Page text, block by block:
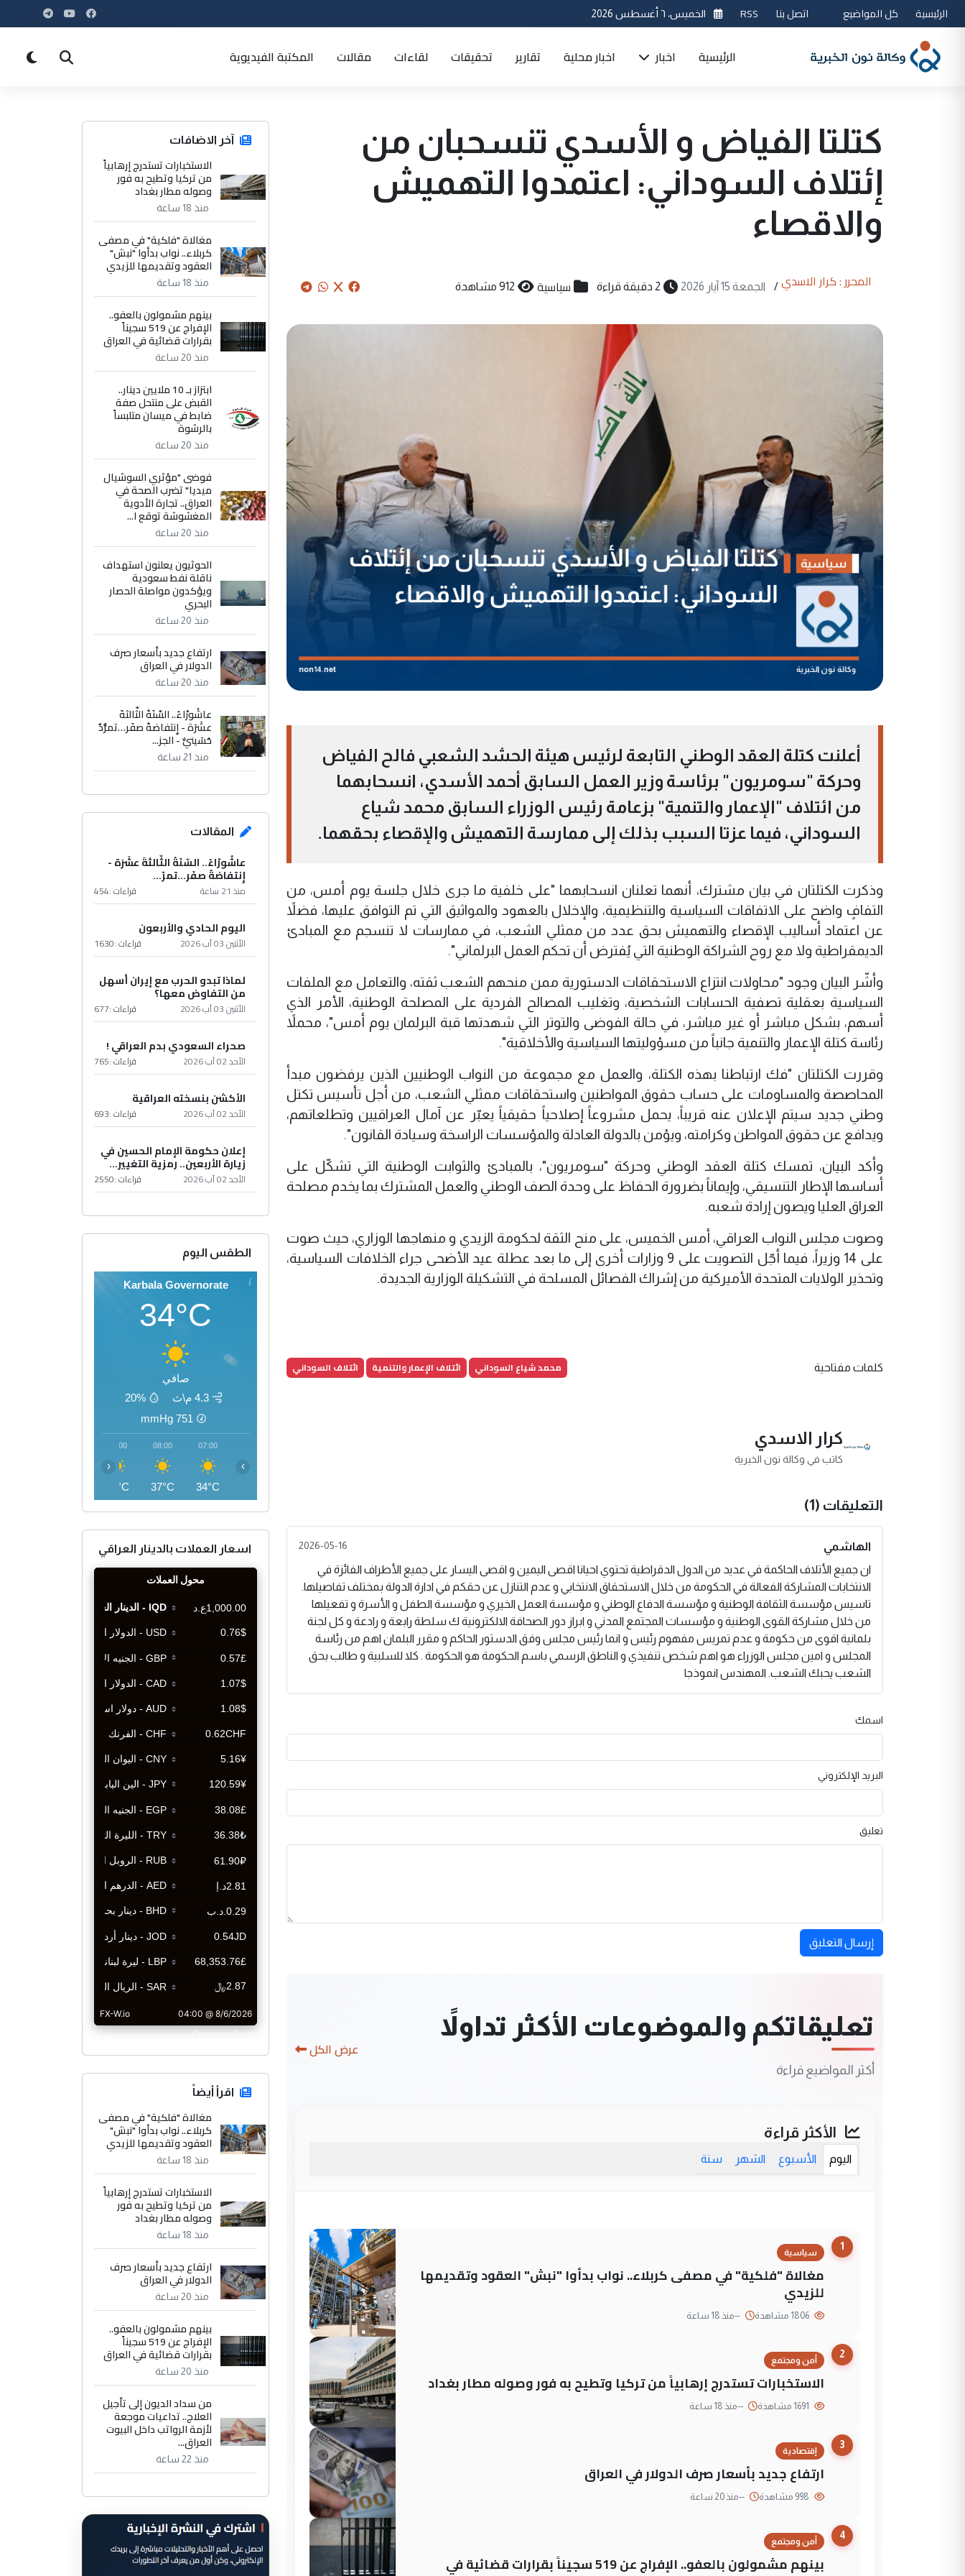
الرئيسية كل المواضيع اتصل بنا RSS الخميس، ٦ أغسطس 2026
الرئيسية اخبار اخبار محلية تقارير تحقيقات لقاءات مقالات المكتبة الفيديوية
كتلتا الفياض و الأسدي تنسحبان من
إئتلاف السوداني: اعتمدوا التهميش
والاقصاء
المحرر : كرار الاسدي / الجمعة 15 آيار 2026 2 دقيقة قراءة سياسية 912 مشاهدة
أعلنت كتلة العقد الوطني التابعة لرئيس هيئة الحشد الشعبي فالح الفياض
وحركة "سومريون" برئاسة وزير العمل السابق أحمد الأسدي، انسحابهما
من ائتلاف "الإعمار والتنمية" بزعامة رئيس الوزراء السابق محمد شياع
السوداني، فيما عزتا السبب بذلك إلى ممارسة التهميش والإقصاء بحقهما.
وذكرت الكتلتان في بيان مشترك، أنهما تعلنان انسحابهما "على خلفية ما جرى خلال جلسة يوم أمس، من
التفافٍ واضح على الاتفاقات السياسية والتنظيمية، والإخلال بالعهود والمواثيق التي تم التوافق عليها، فضلاً
عن اعتماد أساليب الإقصاء والتهميش بحق عدد من ممثلي الشعب، في ممارسات لا تنسجم مع المبادئ
الديمقراطية ولا مع روح الشراكة الوطنية التي يُفترض أن تحكم العمل البرلماني".
وأشّر البيان وجود "محاولات انتزاع الاستحقاقات الدستورية ممن منحهم الشعب ثقته، والتعامل مع الملفات
السياسية بعقلية تصفية الحسابات الشخصية، وتغليب المصالح الفردية على المصلحة الوطنية، الأمر الذي
أسهم، بشكل مباشر أو غير مباشر، في حالة الفوضى والتوتر التي شهدتها قبة البرلمان يوم أمس"، محملاً
رئاسة كتلة الإعمار والتنمية جانباً من مسؤوليتها السياسية والأخلاقية".
وقررت الكتلتان "فك ارتباطنا بهذه الكتلة، والعمل مع مجموعة من النواب الوطنيين الذين يرفضون مبدأ
المحاصصة والمساومات على حساب حقوق المواطنين واستحقاقات ممثلي الشعب، من أجل تأسيس تكتل
وطني جديد سيتم الإعلان عنه قريباً، يحمل مشروعاً إصلاحياً حقيقياً يعبّر عن آمال العراقيين وتطلعاتهم،
ويدافع عن حقوق المواطن وكرامته، ويؤمن بالدولة العادلة والمؤسسات الراسخة وسيادة القانون".
وأكد البيان، تمسك كتلة العقد الوطني وحركة "سومريون"، بالمبادئ والثوابت الوطنية التي تشكّل على
أساسها الإطار التنسيقي، وإيماناً بضرورة الحفاظ على وحدة الصف الوطني والعمل المشترك بما يخدم مصلحة
العراق العليا ويصون إرادة شعبه.
وصوت مجلس النواب العراقي، أمس الخميس، على منح الثقة لحكومة الزيدي و منهاجها الوزاري، حيث صوت
على 14 وزيراً، فيما أجّل التصويت على 9 وزارات أخرى إلى ما بعد عطلة عيد الأضحى جراء الخلافات السياسية،
وتحذير الولايات المتحدة الأميركية من إشراك الفصائل المسلحة في التشكيلة الوزارية الجديدة.
كلمات مفتاحية محمد شياع السوداني ائتلاف الإعمار والتنمية ائتلاف السوداني
كرار الاسدي
كاتب في وكالة نون الخبرية
التعليقات (1)
الهاشمي 2026-05-16
ان جميع الأتلاف الحاكمة في عديد من الدول الدقراطية تحتوي احيانا اقصى اليمين و اقصى اليسار على جميع الأطراف الفائزة في
الانتخابات المشاركة الفعالة في الحكومة من خلال الاستحقاق الانتخابي و عدم التنازل عن حقكم في ادارة الدولة بمختلف تفاصيلها.
تاسيس مؤسسة الثقافة الوطنية و مؤسسة الدفاع الوطني و مؤسسة العمل الخيري و مؤسسة الطفل و الأسرة و تفعيلها
من خلال مشاركة القوى الوطنية و مؤسسات المجتمع المدني و ابراز دور الصحافة الالكترونية ك سلطة رابعة و رادعة و كل لجنة
بلمانية اقوى من حكومة و عدم تمريس مفهوم رئيس و انما رئيس مجلس وفق الدستور الحاكم و مقرر البلمان اهم من رئاسة
المجلس و امين مجلس الوزراء هو اهم شخص تنفيذي و الناطق الرسمي باسم الحكومة هو الحكومة . كلا للسلبية و طالب بحق
الشعب يحبك الشعب. المهندس انموذجا
اسمك
البريد الإلكتروني
تعليق
إرسال التعليق
تعليقاتكم والموضوعات الأكثر تداولاً
أكثر المواضيع قراءة
عرض الكل
الأكثر قراءة
اليوم الأسبوع الشهر سنة
1
سياسية
مغالاة "فلكية" في مصفى كربلاء.. نواب بدأوا "نبش" العقود وتقديمها
للزيدي
--منذ 18 ساعة
2
أمن ومجتمع
الاستخبارات تستدرج إرهابياً من تركيا وتطيح به فور وصوله مطار بغداد
--منذ 18 ساعة
3
إقتصادية
ارتفاع جديد بأسعار صرف الدولار في العراق
--منذ 20 ساعة
4
أمن ومجتمع
بينهم مشمولون بالعفو.. الإفراج عن 519 سجيناً بقرارات قضائية في
آخر الاضافات
الاستخبارات تستدرج إرهابياً
من تركيا وتطيح به فور
وصوله مطار بغداد
منذ 18 ساعة
مغالاة "فلكية" في مصفى
كربلاء.. نواب بدأوا "نبش"
العقود وتقديمها للزيدي
منذ 18 ساعة
بينهم مشمولون بالعفو..
الإفراج عن 519 سجيناً
بقرارات قضائية في العراق
منذ 20 ساعة
ابتزاز بـ 10 ملايين دينار..
القبض على منتحل صفة
ضابط في ميسان متلبساً
بالرشوة
منذ 20 ساعة
فوضى "مؤثري السوشيال
ميديا" تضرب الصحة في
العراق.. تجارة الأدوية
المغشوشة توقع ا...
منذ 20 ساعة
الحوثيون يعلنون استهداف
ناقلة نفط سعودية
ويؤكدون مواصلة الحصار
البحري
منذ 20 ساعة
ارتفاع جديد بأسعار صرف
الدولار في العراق
منذ 20 ساعة
عاشُورْاءُ.. السّنَةُ الثّالثةَ
عشَرَة - إِنتفاضةُ صفَر…تمرُّدٌ
حُسَينيٌّ - الجز...
منذ 21 ساعة
المقالات
عاشُورْاءُ.. السّنَةُ الثّالثةَ عشَرَة -
إِنتفاضةُ صفَر…تمرّ...
منذ 21 ساعة قراءات :454
اليوم الحادي والأربعون
الأثنين 03 آب 2026 قراءات :1630
لماذا تبدو الحرب مع إيران أسهل
من التفاوض معها؟
الأثنين 03 آب 2026 قراءات :677
صحراء السعودي بدم العراقي !
الأحد 02 آب 2026 قراءات :765
الأكشن بنسخته العراقية
الأحد 02 آب 2026 قراءات :693
إعلان حكومة الإمام الحسين في
زيارة الأربعين.. رمزية التغيير...
الأحد 02 آب 2026 قراءات :2550
الطقس اليوم
Karbala Governorate
34°C
صافي
4.3 م\ث
20%
751
mmHg
07:00
34°C
08:00
37°C
09:00
40°C
‹ ›
اسعار العملات بالدينار العراقي
CurrencyRate
اقرأ أيضاً
مغالاة "فلكية" في مصفى
كربلاء.. نواب بدأوا "نبش"
العقود وتقديمها للزيدي
منذ 18 ساعة
الاستخبارات تستدرج إرهابياً
من تركيا وتطيح به فور
وصوله مطار بغداد
منذ 18 ساعة
ارتفاع جديد بأسعار صرف
الدولار في العراق
منذ 20 ساعة
بينهم مشمولون بالعفو..
الإفراج عن 519 سجيناً
بقرارات قضائية في العراق
منذ 20 ساعة
من سداد الديون إلى تأجيل
العلاج.. تداعيات موجعة
لأزمة الرواتب داخل البيوت
العراق...
منذ 22 ساعة